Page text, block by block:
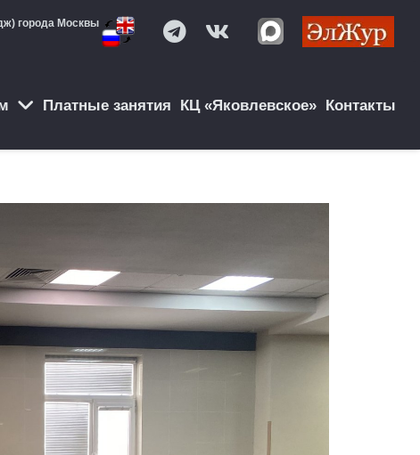
города Москвы
Платные занятия КЦ «Яковлевское» Контакты